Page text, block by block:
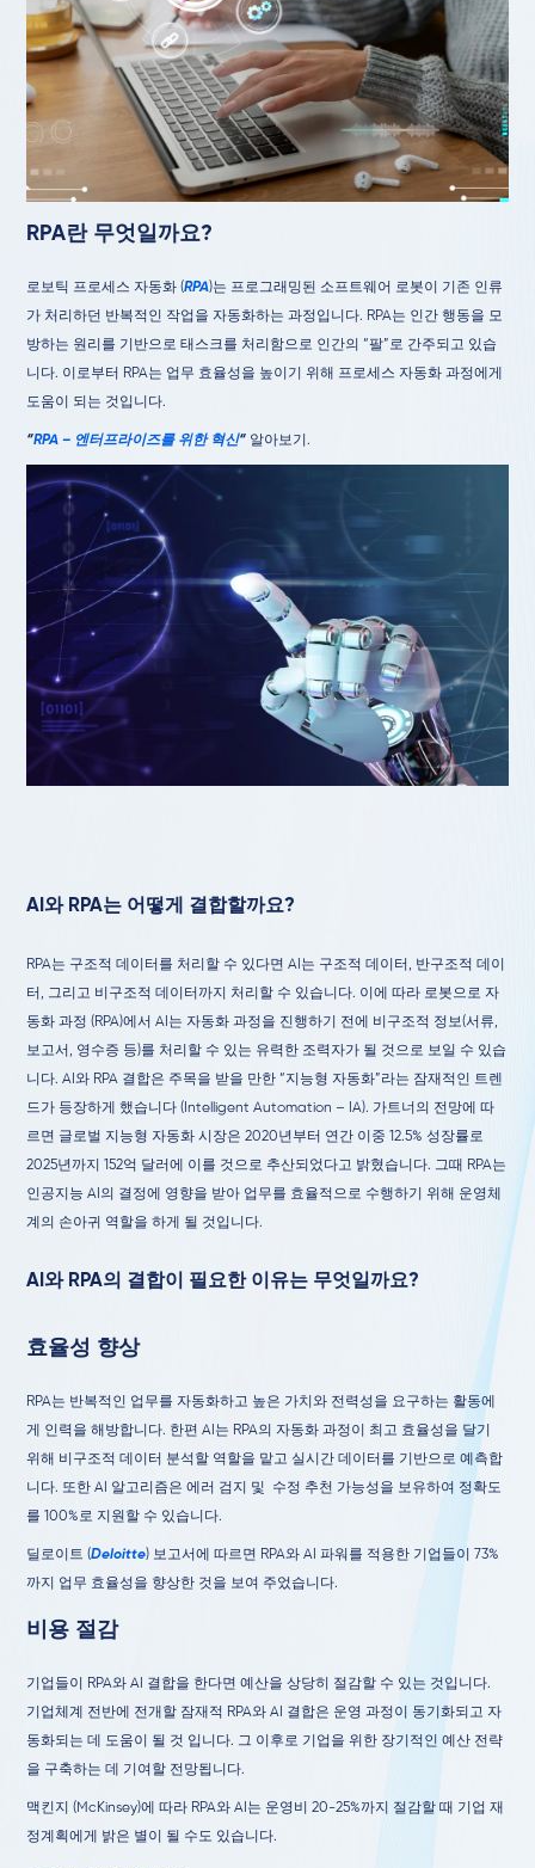
RPA란 무엇일까요?
로보틱 프로세스 자동화 (RPA)는 프로그래밍된 소프트웨어 로봇이 기존 인류
가 처리하던 반복적인 작업을 자동화하는 과정입니다. RPA는 인간 행동을 모
방하는 원리를 기반으로 태스크를 처리함으로 인간의 “팔”로 간주되고 있습
니다. 이로부터 RPA는 업무 효율성을 높이기 위해 프로세스 자동화 과정에게
도움이 되는 것입니다.
“RPA – 엔터프라이즈를 위한 혁신“ 알아보기.
AI와 RPA는 어떻게 결합할까요?
RPA는 구조적 데이터를 처리할 수 있다면 AI는 구조적 데이터, 반구조적 데이
터, 그리고 비구조적 데이터까지 처리할 수 있습니다. 이에 따라 로봇으로 자
동화 과정 (RPA)에서 AI는 자동화 과정을 진행하기 전에 비구조적 정보(서류,
보고서, 영수증 등)를 처리할 수 있는 유력한 조력자가 될 것으로 보일 수 있습
니다. AI와 RPA 결합은 주목을 받을 만한 “지능형 자동화”라는 잠재적인 트렌
드가 등장하게 했습니다 ( Intelligent Automation – IA). 가트너의 전망에 따
르면 글로벌 지능형 자동화 시장은 2020년부터 연간 이중 12.5% 성장률로
2025년까지 152억 달러에 이를 것으로 추산되었다고 밝혔습니다. 그때 RPA는
인공지능 AI의 결정에 영향을 받아 업무를 효율적으로 수행하기 위해 운영체
계의 손아귀 역할을 하게 될 것입니다.
AI와 RPA의 결합이 필요한 이유는 무엇일까요?
효율성 향상
RPA는 반복적인 업무를 자동화하고 높은 가치와 전력성을 요구하는 활동에
게 인력을 해방합니다. 한편 AI는 RPA의 자동화 과정이 최고 효율성을 달기
위해 비구조적 데이터 분석할 역할을 맡고 실시간 데이터를 기반으로 예측합
니다. 또한 AI 알고리즘은 에러 검지 및 수정 추천 가능성을 보유하여 정확도
를 100%로 지원할 수 있습니다.
딜로이트 (Deloitte) 보고서에 따르면 RPA와 AI 파워를 적용한 기업들이 73%
까지 업무 효율성을 향상한 것을 보여 주었습니다.
비용 절감
기업들이 RPA와 AI 결합을 한다면 예산을 상당히 절감할 수 있는 것입니다.
기업체계 전반에 전개할 잠재적 RPA와 AI 결합은 운영 과정이 동기화되고 자
동화되는 데 도움이 될 것 입니다. 그 이후로 기업을 위한 장기적인 예산 전략
을 구축하는 데 기여할 전망됩니다.
맥킨지 (McKinsey)에 따라 RPA와 AI는 운영비 20-25%까지 절감할 때 기업 재
정계획에게 밝은 별이 될 수도 있습니다.